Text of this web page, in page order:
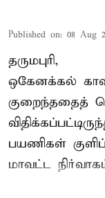
Published on: 08 Aug
தருமபுரி,
ஒகேனக்கல்
குறைந்ததைத்
பயணிகள்
மாவட்ட